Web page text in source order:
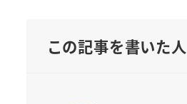
この記事を書いた人